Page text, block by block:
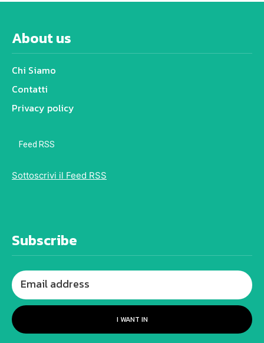
About us
Chi Siamo
Contatti
Privacy policy
Feed RSS
Sottoscrivi il Feed RSS
Subscribe
I WANT IN